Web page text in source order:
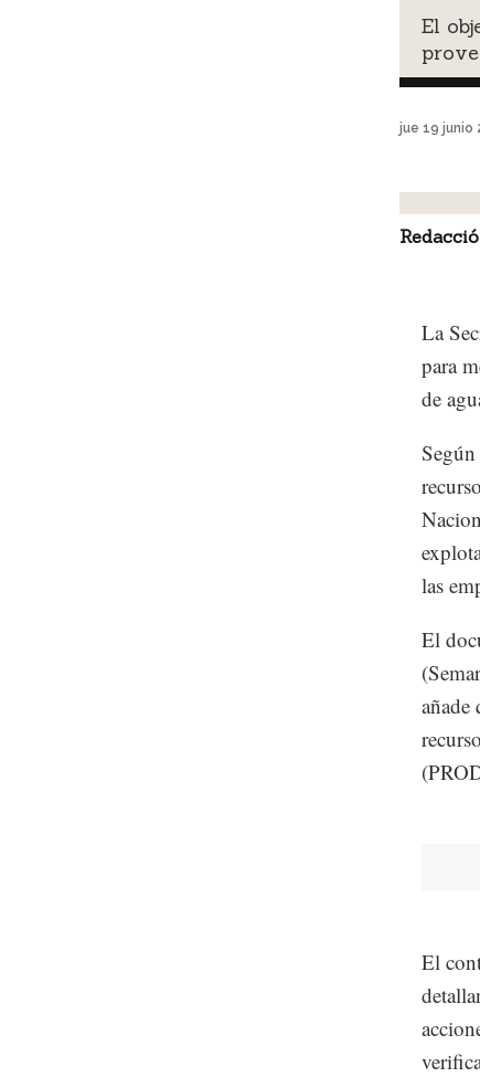
El
jue 19 junio
La
para
de
las
El
añade
El